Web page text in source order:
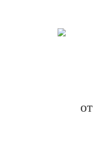
от